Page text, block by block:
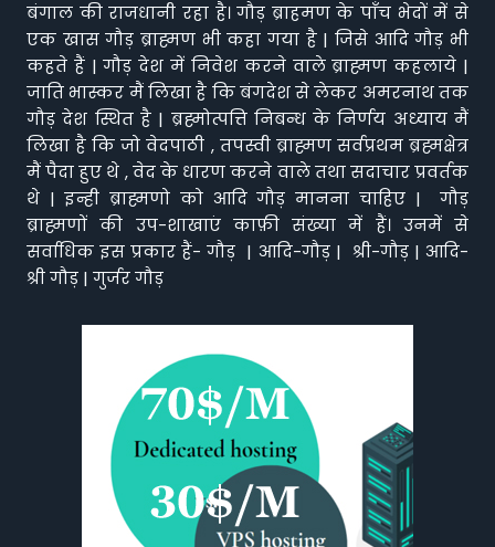
बंगाल की राजधानी रहा है। गौड़ ब्राहमण के पाँच भेदों में से
एक खास गौड़ ब्राह्मण भी कहा गया है | जिसे आदि गौड़ भी
कहते हैं | गौड़ देश में निवेश करने वाले ब्राह्मण कहलाये |
जाति भास्कर मैं लिखा है कि बंगदेश से लेकर अमरनाथ तक
गौड़ देश स्थित है | ब्रह्मोत्पत्ति निबन्ध के निर्णय अध्याय मैं
लिखा है कि जो वेदपाठी , तपस्वी ब्राह्मण सर्वप्रथम ब्रह्मक्षेत्र
मैं पैदा हुए थे , वेद के धारण करने वाले तथा सदाचार प्रवर्तक
थे | इन्ही ब्राह्मणो को आदि गौड़ मानना चाहिए | गौड़
ब्राह्मणों की उप-शाखाएं काफ़ी संख्या में हैं। उनमें से
सर्वाधिक इस प्रकार हैं- गौड़ | आदि-गौड़ | श्री-गौड़ | आदि-
श्री गौड़ | गुर्जर गौड़